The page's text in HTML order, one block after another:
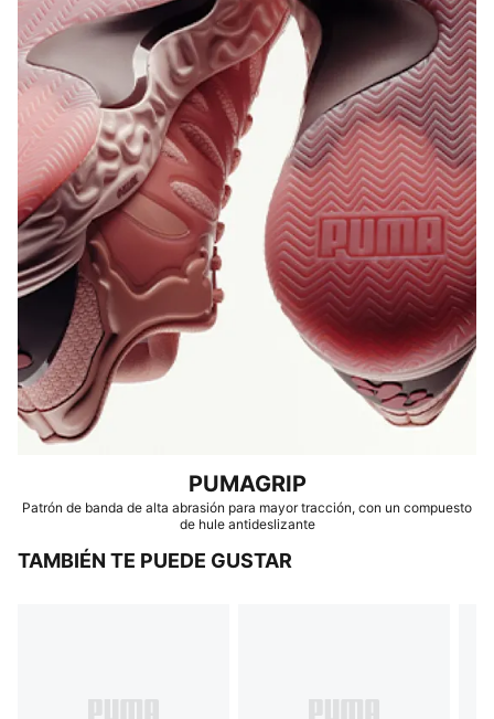
PUMAGRIP
Patrón de banda de alta abrasión para mayor tracción, con un compuesto
de hule antideslizante
TAMBIÉN TE PUEDE GUSTAR